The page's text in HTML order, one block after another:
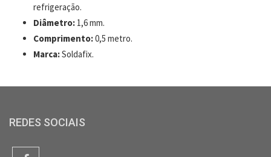
refrigeração.
Diâmetro: 1,6 mm.
Comprimento:0,5 metro.
Marca:Soldafix.
REDES SOCIAIS